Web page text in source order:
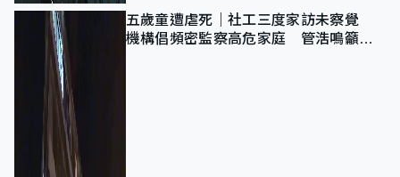
五歲童遭虐死｜社工三度家訪未察覺
機構倡頻密監察高危家庭 管浩鳴籲加